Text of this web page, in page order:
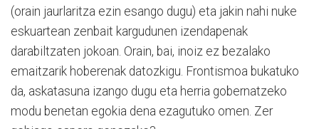
(orain jaurlaritza ezin esango dugu) eta jakin nahi nuke
eskuartean zenbait kargudunen izendapenak
darabiltzaten jokoan. Orain, bai, inoiz ez bezalako
emaitzarik hoberenak datozkigu. Frontismoa bukatuko
da, askatasuna izango dugu eta herria gobernatzeko
modu benetan egokia dena ezagutuko omen. Zer